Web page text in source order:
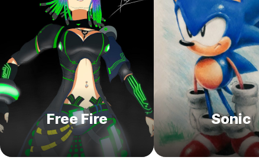
Free Fire Sonic